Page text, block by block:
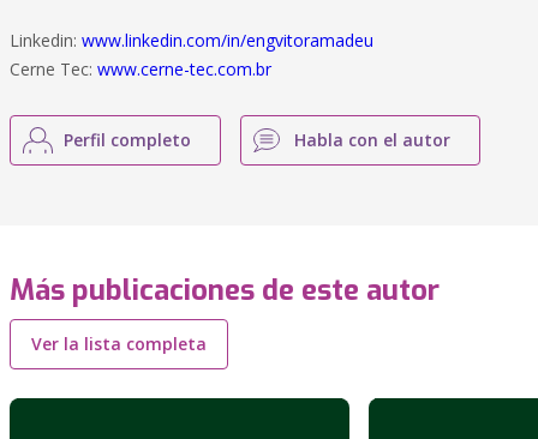
Linkedin: www.linkedin.com/in/engvitoramadeu
Cerne Tec: www.cerne-tec.com.br
Perfil completo Habla con el autor
Más publicaciones de este autor
Ver la lista completa